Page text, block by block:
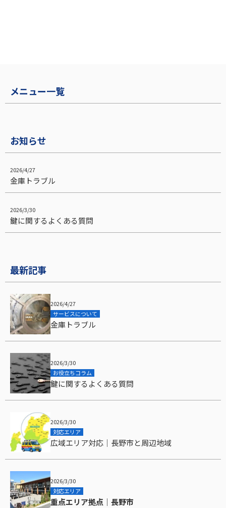
メニュー一覧
お知らせ
2026/4/27
金庫トラブル
2026/3/30
鍵に関するよくある質問
最新記事
2026/4/27
サービスについて
金庫トラブル
2026/3/30
お役立ちコラム
鍵に関するよくある質問
2026/3/30
対応エリア
広域エリア対応｜長野市と周辺地域
2026/3/30
対応エリア
重点エリア拠点｜長野市